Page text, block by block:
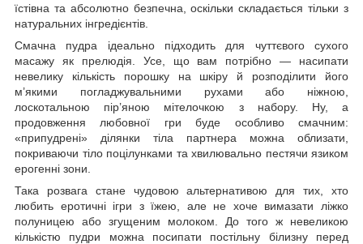
їстівна та абсолютно безпечна, оскільки складається тільки з
натуральних інгредієнтів.
Смачна пудра ідеально підходить для чуттєвого сухого
масажу як прелюдія. Усе, що вам потрібно — насипати
невелику кількість порошку на шкіру й розподілити його
м’якими погладжувальними рухами або ніжною,
лоскотальною пір’яною мітелочкою з набору. Ну, а
продовження любовної гри буде особливо смачним:
«припудрені» ділянки тіла партнера можна облизати,
покриваючи тіло поцілунками та хвилювально пестячи язиком
ерогенні зони.
Така розвага стане чудовою альтернативою для тих, хто
любить еротичні ігри з їжею, але не хоче вимазати ліжко
полуницею або згущеним молоком. До того ж невеликою
кількістю пудри можна посипати постільну білизну перед